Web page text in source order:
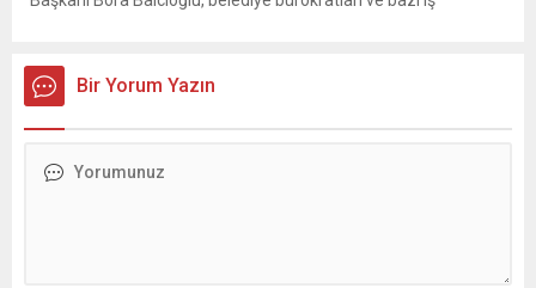
inceleme ve arama çalışmaları devam ediyor. İstanbul’da...
Bir Yorum Yazın